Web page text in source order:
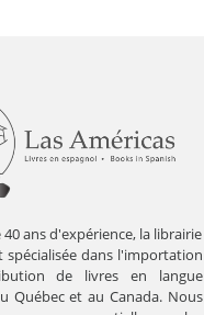
40 ans d'expérience, la librairie
spécialisée dans l'importation
de livres en langue
Québec et au Canada. Nous